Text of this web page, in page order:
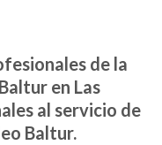
de la
en Las
al servicio de
Baltur.